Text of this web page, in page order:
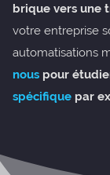
brique vers une
votre entreprise
automatisations
nous pour
spécifique par